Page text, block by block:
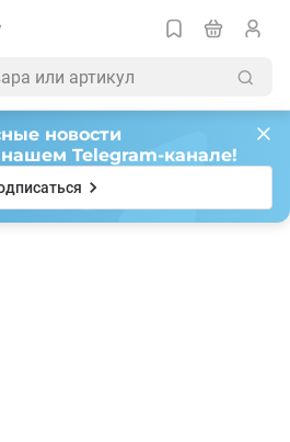
новости
Telegram-канале!